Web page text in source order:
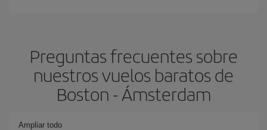
Preguntas frecuentes sobre
nuestros vuelos baratos de
Boston - Ámsterdam
Ampliar todo